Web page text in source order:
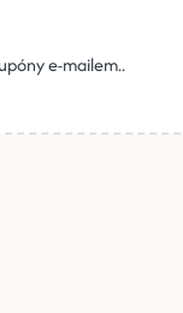
e-mailem..